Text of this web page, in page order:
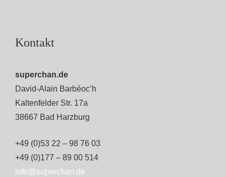
Kontakt
superchan.de
David-Alain Barbéoc’h
Kaltenfelder Str. 17a
38667 Bad Harzburg
+49 (0)53 22 – 98 76 03
+49 (0)177 – 89 00 514
info@superchan.de